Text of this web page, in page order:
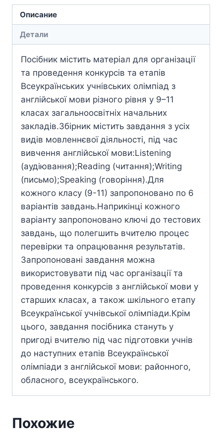
Описание
Детали
Посібник містить матеріал для організації
та проведення конкурсів та етапів
Всеукраїнських учнівських олімпіад з
англійської мови різного рівня у 9–11
класах загальноосвітніх начальних
закладів.Збірник містить завдання з усіх
видів мовленнєвої діяльності, під час
вивчення англійської мови:Listening
(аудіювання);Reading (читання);Writing
(письмо);Speaking (говоріння).Для
кожного класу (9-11) запропоновано по 6
варіантів завдань.Наприкінці кожного
варіанту запропоновано ключі до тестових
завдань, що полегшить вчителю процес
перевірки та опрацювання результатів.
Запропоновані завдання можна
використовувати під час організації та
проведення конкурсів з англійської мови у
старших класах, а також шкільного етапу
Всеукраїнської учнівської олімпіади.Крім
цього, завдання посібника стануть у
пригоді вчителю під час підготовки учнів
до наступних етапів Всеукраїнської
олімпіади з англійської мови: районного,
обласного, всеукраїнського.
Похожие